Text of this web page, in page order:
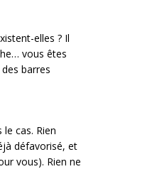
elles ? Il
vous êtes
barres
cas. Rien
défavorisé, et
vous). Rien ne